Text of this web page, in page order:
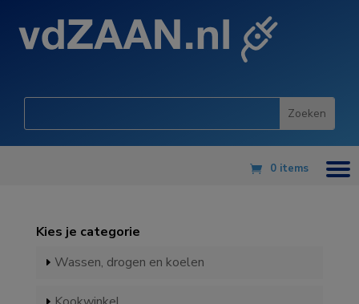
0 items
Kies je categorie
Wassen, drogen en koelen